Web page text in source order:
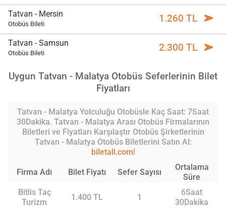
Tatvan - Mersin
Otobüs Bileti 1.260 TL
Tatvan - Samsun
Otobüs Bileti 2.300 TL
Uygun Tatvan - Malatya Otobüs Seferlerinin Bilet
Fiyatları
Tatvan - Malatya Yolculuğu Otobüsle Kaç Saat: 7Saat
30Dakika. Tatvan - Malatya Arası Otobüs Firmalarının
Biletleri ve Fiyatları Karşılaştır Otobüs Şirketlerinin
Tatvan - Malatya Otobüs Biletlerini Satın Al:
biletall.com!
Firma Adı Bilet Fiyatı Sefer Sayısı
Ortalama
Süre
Bitlis Taç
Turizm
1.400 TL 1
6Saat
30Dakika